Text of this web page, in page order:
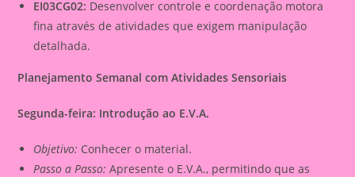
EI03CG02: Desenvolver controle e coordenação motora
fina através de atividades que exigem manipulação
detalhada.
Planejamento Semanal com Atividades Sensoriais
Segunda-feira: Introdução ao E.V.A.
Objetivo: Conhecer o material.
Passo a Passo: Apresente o E.V.A., permitindo que as